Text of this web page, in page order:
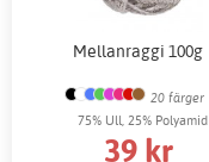
Mellanraggi 100g
20 färger
75% Ull, 25% Polyamid
39 kr